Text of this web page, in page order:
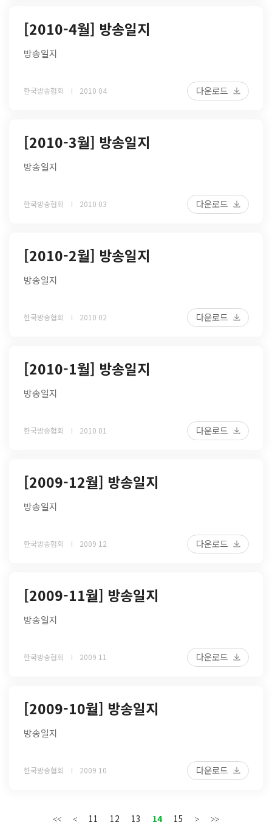
[2010-4월] 방송일지
방송일지
한국방송협회 2010 04 다운로드
[2010-3월] 방송일지
방송일지
한국방송협회 2010 03 다운로드
[2010-2월] 방송일지
방송일지
한국방송협회 2010 02 다운로드
[2010-1월] 방송일지
방송일지
한국방송협회 2010 01 다운로드
[2009-12월] 방송일지
방송일지
한국방송협회 2009 12 다운로드
[2009-11월] 방송일지
방송일지
한국방송협회 2009 11 다운로드
[2009-10월] 방송일지
방송일지
한국방송협회 2009 10 다운로드
11 12 13 14 15